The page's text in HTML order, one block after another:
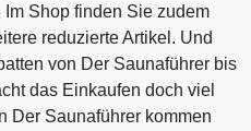
Shop finden Sie zudem
reduzierte Artikel. Und
von Der Saunaführer bis
das Einkaufen doch viel
Der Saunaführer kommen